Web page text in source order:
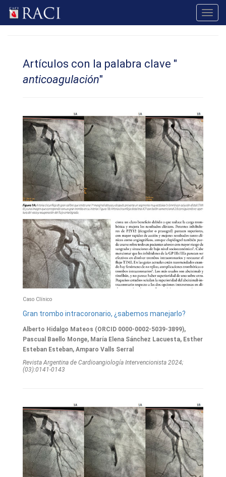
Artículos con la palabra clave "
anticoagulación"
Caso Clínico
Gran trombo intracoronario, ¿sabemos manejarlo?
Alberto Hidalgo Mateos (ORCID 0000-0002-5039-3899),
Pascual Baello Monge, María Elena Sánchez Lacuesta, Esther
Esteban Esteban, Amparo Valls Serral
Revista Argentina de Cardioangiologí­a Intervencionista 2024;
(03):0141-0143